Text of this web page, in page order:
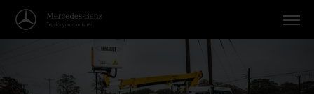
Vehículos
Aplicaciones